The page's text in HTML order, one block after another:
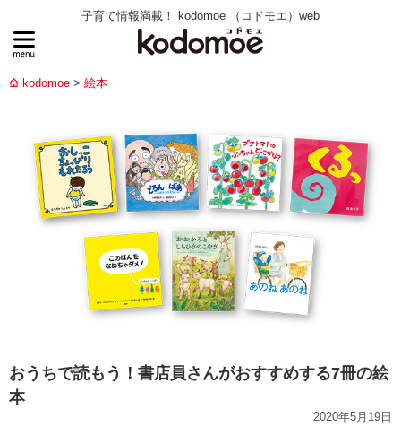
子育て情報満載！ kodomoe （コドモエ）web
kodomoe 絵本
おうちで読もう！書店員さんがおすすめする7冊の絵
本
2020年5月19日